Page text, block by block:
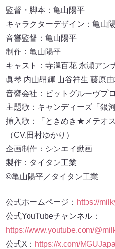
監督・脚本：亀山陽平
キャラクターデザイン：亀山
音響監督：亀山陽平
制作：亀山陽平
キャスト：寺澤百花 永瀬アン
眞琴 内山昂輝 山谷祥生 藤原
音響会社：ビットグルーヴプ
主題歌：キャンディーズ「銀
挿入歌：「ときめき★メテオ
（CV.田村ゆかり）
企画制作：シンエイ動画
製作：タイタン工業
©亀山陽平／タイタン工業
公式ホームページ： https://
公式YouTubeチャンネル：
https://www.youtube.com/
公式X： https://x.com/